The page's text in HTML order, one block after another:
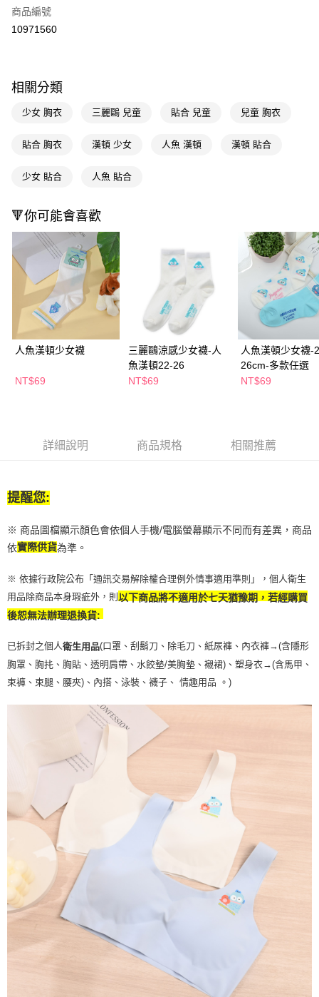
信用卡一次付款
悠遊付
Google Pay
相關說明
【關於「AFTEE先享後付」】
AFTEE先享後付是「在收到商品之後才付款」的支付方式。 讓您購物簡單
便利好安心！
１．簡單：不需註冊會員、不需綁卡、不需儲值。
２．便利：只要手機號碼，簡訊認證，即可結帳。
３．安心：先確認商品／服務後，再付款。
【「AFTEE先享後付」結帳流程】
１．於結帳方式選擇「AFTEE先享後付」後，將跳轉至「AFTEE先享後付」
結帳頁面，進行簡訊認證並確認金額後，即可完成結帳。
２．訂單成立數日內，您將收到繳費通知簡訊。
３．收到繳費通知簡訊後14天內，點擊此簡訊中的連結，可透過四大超商／
※ 交易是否成功請以「AFTEE先享後付 」之結帳頁面顯示為準，若有關於
【注意事項】
１．透過由恩沛科技股份有限公司提供之「AFTEE先享後付」服務完成之交
權轉讓予恩沛科技股份有限公司。
２．關於個人資料處理事宜，請瀏覽以下網址：
３．未成年的使用者請事先徵得法定代理人或監護人之同意方可使用
「AFTEE先享後付」，若未經同意申辦者引起之損失，本公司不負相關責
任。
４．使用「AFTEE先享後付」時，將依據個別帳號之用戶狀況，依本公司即
時審查核予不同之上限額度；若仍有額度不足之情形，本公司將視審查結果
５．嚴禁一人註冊多個帳號或使用他人資訊註冊。若發現惡意使用之情形，
恩沛科技股份有限公司將有權停止該用戶之使用額度並採取法律行動。
即享券
運送方式
全家取貨付款
每筆NT$65，滿NT$390(含以上)免運費
付款後全家取貨
每筆NT$65，滿NT$390(含以上)免運費
付款後萊爾富取貨
7-11取貨付款
付款後7-11取貨
每筆NT$65，滿NT$490(含以上)免運費
宅配(本島)
每筆NT$100，滿NT$790(含以上)免運費
每筆NT$80，滿NT$290(含以上)免運費
商品編號
10971560
相關分類
少女 胸衣 三麗鷗 兒童 貼合 兒童 兒童 胸衣
貼合 胸衣 漢頓 少女 人魚 漢頓 漢頓 貼合
少女 貼合 人魚 貼合
🔻你可能會喜歡
人魚漢頓少女襪
NT$69
三麗鷗涼感少女襪-人
魚漢頓22-26
NT$69
人魚漢頓少女襪-
26cm-多款任選
NT$69
詳細說明 商品規格 相關推薦
提醒您:
※ 商品圖檔顯示顏色會依個人手機/電腦螢幕顯示不同而有差異，商品
依實際供貨為準。
※ 依據行政院公布「通訊交易解除權合理例外情事適用準則」，個人衛生
用品除商品本身瑕疵外，則以下商品將不適用於七天猶豫期，若經購買
後恕無法辦理退換貨:
已拆封之個人衛生用品(口罩、刮鬍刀、除毛刀、紙尿褲、內衣褲→(含隱形
胸罩、胸扥、胸貼、透明肩帶、水餃墊/美胸墊、襯裙)、塑身衣→(含馬甲、
束褲、束腿、腰夾) 、內搭、泳裝、襪子、 情趣用品 。)